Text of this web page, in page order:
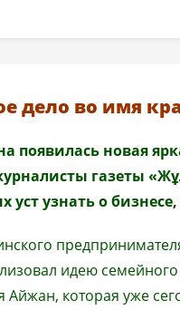
дело во имя
появилась новая
газеты
узнать о
идею
которая уже